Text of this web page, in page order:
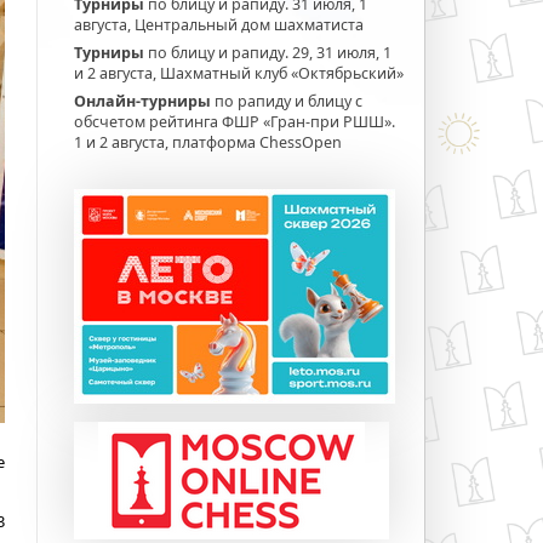
Турниры по блицу и рапиду. 31 июля, 1
августа, Центральный дом шахматиста
Турниры по блицу и рапиду. 29, 31 июля, 1
и 2 августа, Шахматный клуб «Октябрьский»
Онлайн-турниры по рапиду и блицу с
обсчетом рейтинга ФШР «Гран-при РШШ».
1 и 2 августа, платформа ChessOpen